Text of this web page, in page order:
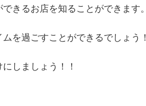
きるお店を知ることができます。
を過ごすことができるでしょう！
しましょう！！